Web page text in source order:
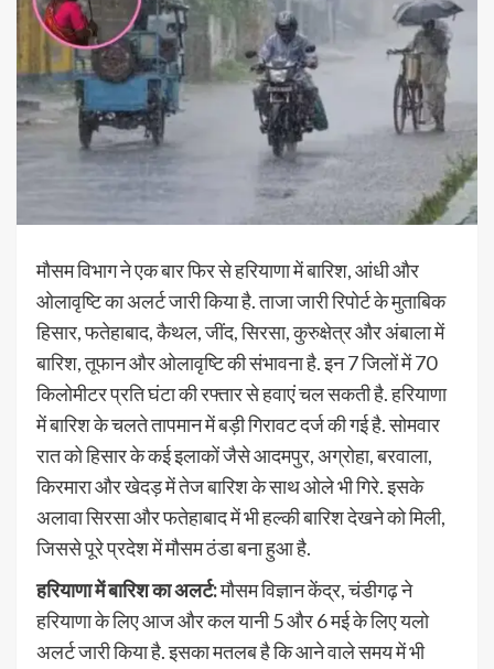
मौसम विभाग ने एक बार फिर से हरियाणा में बारिश, आंधी और
ओलावृष्टि का अलर्ट जारी किया है. ताजा जारी रिपोर्ट के मुताबिक
हिसार, फतेहाबाद, कैथल, जींद, सिरसा, कुरुक्षेत्र और अंबाला में
बारिश, तूफान और ओलावृष्टि की संभावना है. इन 7 जिलों में 70
किलोमीटर प्रति घंटा की रफ्तार से हवाएं चल सकती है. हरियाणा
में बारिश के चलते तापमान में बड़ी गिरावट दर्ज की गई है. सोमवार
रात को हिसार के कई इलाकों जैसे आदमपुर, अग्रोहा, बरवाला,
किरमारा और खेदड़ में तेज बारिश के साथ ओले भी गिरे. इसके
अलावा सिरसा और फतेहाबाद में भी हल्की बारिश देखने को मिली,
जिससे पूरे प्रदेश में मौसम ठंडा बना हुआ है.
हरियाणा में बारिश का अलर्ट:मौसम विज्ञान केंद्र, चंडीगढ़ ने
हरियाणा के लिए आज और कल यानी 5 और 6 मई के लिए यलो
अलर्ट जारी किया है. इसका मतलब है कि आने वाले समय में भी